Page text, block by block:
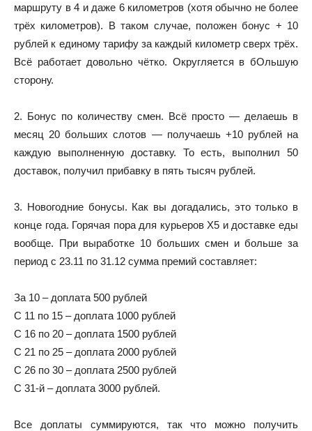
маршруту в 4 и даже 6 километров (хотя обычно не более
трёх километров). В таком случае, положен бонус + 10
рублей к единому тарифу за каждый километр сверх трёх.
Всё работает довольно чётко. Округляется в бОльшую
сторону.
2. Бонус по количеству смен. Всё просто — делаешь в
месяц 20 больших слотов — получаешь +10 рублей на
каждую выполненную доставку. То есть, выполнил 50
доставок, получил прибавку в пять тысяч рублей.
3. Новогодние бонусы. Как вы догадались, это только в
конце года. Горячая пора для курьеров Х5 и доставке еды
вообще. При выработке 10 больших смен и больше за
период с 23.11 по 31.12 сумма премий составляет:
За 10 – доплата 500 рублей
С 11 по 15 – доплата 1000 рублей
С 16 по 20 – доплата 1500 рублей
С 21 по 25 – доплата 2000 рублей
С 26 по 30 – доплата 2500 рублей
С 31-й – доплата 3000 рублей.
Все доплаты суммируются, так что можно получить